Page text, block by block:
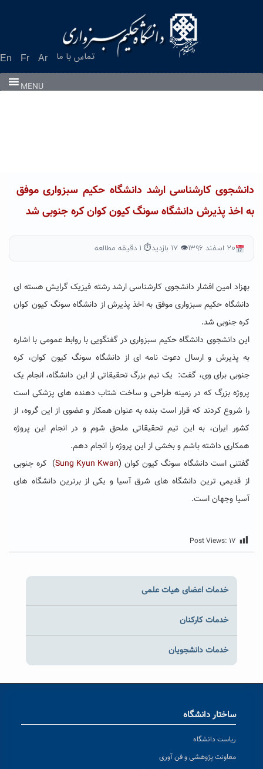
En Fr Ar تماس با ما
MENU
دانشجوی کارشناسی ارشد دانشگاه حکیم سبزواری موفق
به اخذ پذیرش دانشگاه سونگ کیون کوان کره جنوبی شد
۲۰ اسفند ۱۳۹۶ 👁 ۱۷ بازدید ⏱ ۱ دقیقه مطالعه
بهزاد امین افشار دانشجوی کارشناسی ارشد رشته فیزیک گرایش هسته ای
دانشگاه حکیم سبزواری موفق به اخذ پذیرش از دانشگاه سونگ کیون کوان
کره جنوبی شد.
این دانشجوی دانشگاه حکیم سبزواری در گفتگویی با روابط عمومی با اشاره
به پذیرش و ارسال دعوت نامه ای از دانشگاه سونگ کیون کوان، کره
جنوبی برای وی، گفت: یک تیم بزرگ تحقیقاتی از این دانشگاه، انجام یک
پروژه بزرگ که در زمینه طراحی و ساخت شتاب دهنده های پزشکی است
را شروع کردند که قرار است بنده به عنوان همکار و عضوی از این گروه، از
کشور ایران، به این تیم تحقیقاتی ملحق شوم و در انجام این پروژه
همکاری داشته باشم و بخشی از این پروژه را انجام دهم.
گفتنی است دانشگاه سونگ کیون کوان (
Sung Kyun Kwan) کره جنوبی
از قدیمی ترین دانشگاه های شرق آسیا و یکی از برترین دانشگاه های
آسیا وجهان است.
Post Views: ۱۷
خدمات اعضای هیات علمی
خدمات کارکنان
خدمات دانشجویان
ساختار دانشگاه
ریاست دانشگاه
معاونت پژوهشی و فن آوری